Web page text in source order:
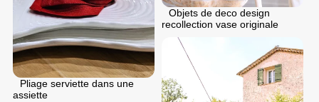
Objets de deco design
recollection vase originale
Pliage serviette dans une
assiette